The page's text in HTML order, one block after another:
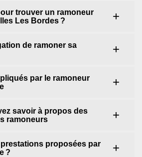
trouver un ramoneur
Les Bordes ?
de ramoner sa
par le ramoneur
savoir à propos des
ramoneurs
proposées par
?